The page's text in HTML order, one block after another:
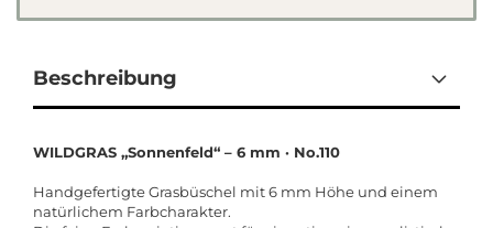
Beschreibung
WILDGRAS „Sonnenfeld“ – 6 mm · No.110
Handgefertigte Grasbüschel mit 6 mm Höhe und einem
natürlichem Farbcharakter.